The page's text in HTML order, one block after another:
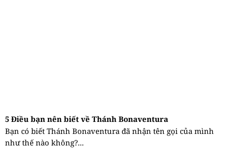
5 Điều bạn nên biết về Thánh Bonaventura
Bạn có biết Thánh Bonaventura đã nhận tên gọi của mình
như thế nào không?...